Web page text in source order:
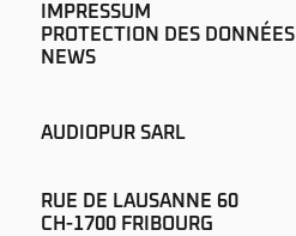
IMPRESSUM
PROTECTION DES DONNÉES
NEWS
AUDIOPUR SARL
RUE DE LAUSANNE 60
CH-1700 FRIBOURG